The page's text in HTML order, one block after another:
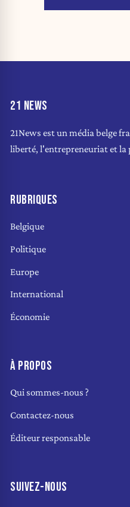
21 NEWS
21News est un média belge
liberté, l'entrepreneuriat et
RUBRIQUES
Belgique
Politique
Europe
International
Économie
À PROPOS
Qui sommes-nous ?
Contactez-nous
Éditeur responsable
SUIVEZ-NOUS